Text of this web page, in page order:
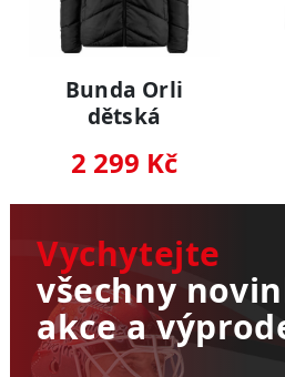
Bunda Orli
dětská
2 299 Kč
Vychytejte
všechny
akce a